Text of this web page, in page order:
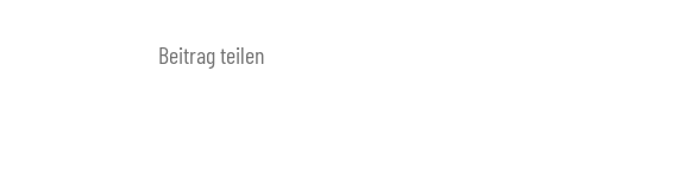
Beitrag teilen